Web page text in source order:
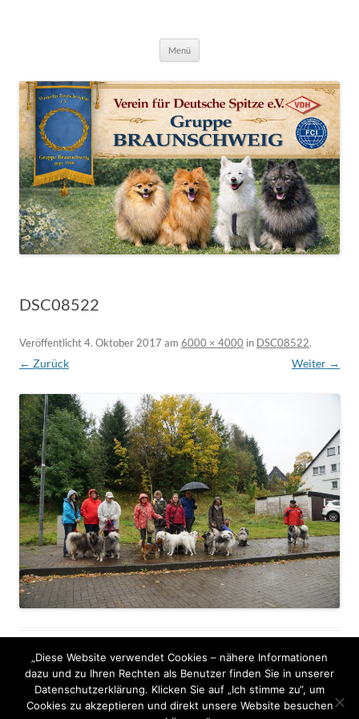
Menü
DSC08522
Veröffentlicht4. Oktober 2017 am 6000 × 4000 in DSC08522.
← Zurück Weiter →
„Diese Website verwendet Cookies – nähere Informationen
dazu und zu Ihren Rechten als Benutzer finden Sie in unserer
Datenschutzerklärung. Klicken Sie auf „Ich stimme zu“, um
Cookies zu akzeptieren und direkt unsere Website besuchen